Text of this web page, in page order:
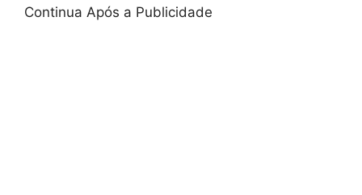
Continua Após a Publicidade